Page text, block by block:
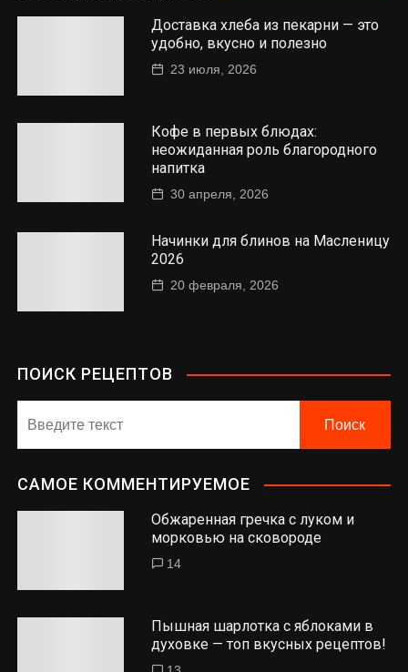
Доставка хлеба из пекарни — это
удобно, вкусно и полезно
23 июля, 2026
Кофе в первых блюдах:
неожиданная роль благородного
напитка
30 апреля, 2026
Начинки для блинов на Масленицу
2026
20 февраля, 2026
ПОИСК РЕЦЕПТОВ
САМОЕ КОММЕНТИРУЕМОЕ
Обжаренная гречка с луком и
морковью на сковороде
14
Пышная шарлотка с яблоками в
духовке — топ вкусных рецептов!